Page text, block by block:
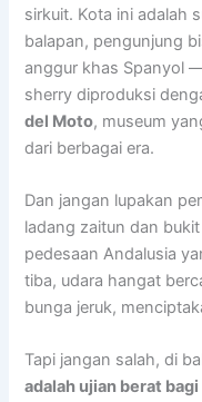
sirkuit. Kota ini adalah
balapan, pengunjung
anggur khas Spanyol
sherry diproduksi
del Moto, museum
dari berbagai era.
Dan jangan lupakan
ladang zaitun dan
pedesaan Andalusia
tiba, udara hangat
bunga jeruk,
Tapi jangan salah, di
adalah ujian berat